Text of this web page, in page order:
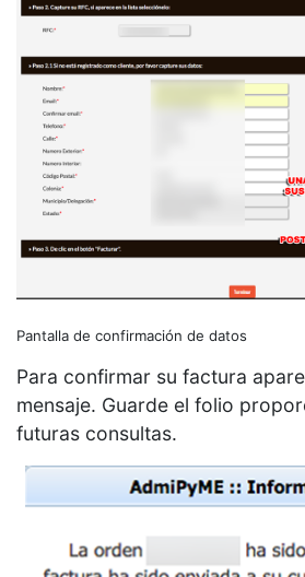
Pantalla de confirmación de datos
Para confirmar su factura
mensaje. Guarde el folio
futuras consultas.